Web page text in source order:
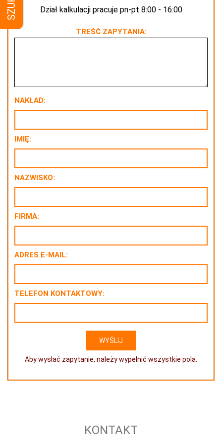
Dział kalkulacji pracuje pn-pt 8:00 - 16:00
TREŚĆ ZAPYTANIA:
NAKŁAD:
IMIĘ:
NAZWISKO:
FIRMA:
ADRES E-MAIL:
TELEFON KONTAKTOWY:
Aby wysłać zapytanie, należy wypełnić wszystkie pola.
KONTAKT